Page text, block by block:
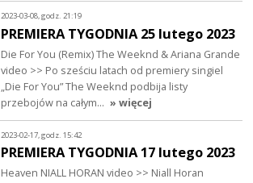
2023-03-08, godz. 21:19
PREMIERA TYGODNIA 25 lutego 2023
Die For You (Remix) The Weeknd & Ariana Grande
video >> Po sześciu latach od premiery singiel
„Die For You” The Weeknd podbija listy
przebojów na całym… » więcej
2023-02-17, godz. 15:42
PREMIERA TYGODNIA 17 lutego 2023
Heaven NIALL HORAN video >> Niall Horan